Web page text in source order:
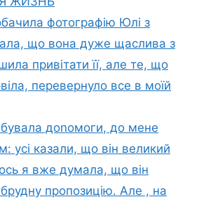
фотографію Юлі з
що вона дуже щаслива з
привітати її, але те, що
перевернуло все в моїй
доnомоги, до мене
усі казали, що він великий
я вже думала, що він
пропозицію. Але , на